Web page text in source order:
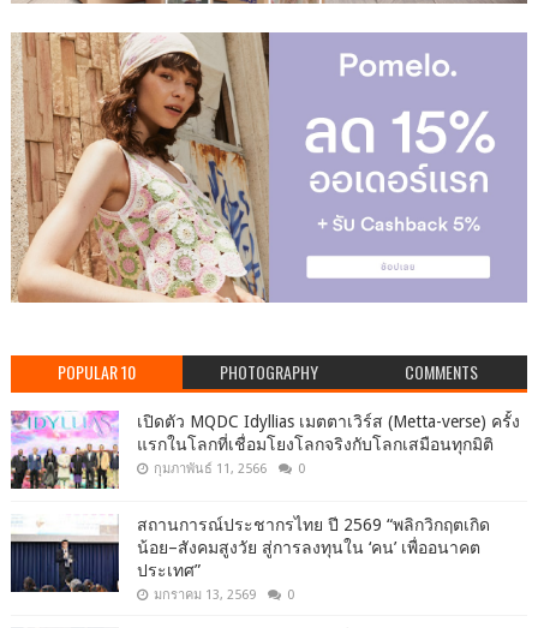
POPULAR 10 PHOTOGRAPHY COMMENTS
เปิดตัว MQDC Idyllias เมตตาเวิร์ส (Metta-verse) ครั้ง
แรกในโลกที่เชื่อมโยงโลกจริงกับโลกเสมือนทุกมิติ
กุมภาพันธ์ 11, 2566 0
สถานการณ์ประชากรไทย ปี 2569 “พลิกวิกฤตเกิด
น้อย–สังคมสูงวัย สู่การลงทุนใน ‘คน’ เพื่ออนาคต
ประเทศ”
มกราคม 13, 2569 0